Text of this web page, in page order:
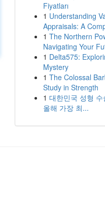
Fiyatları
1 Understanding
Appraisals: A
1 The Northern
Navigating Your
1 Delta575:
Mystery
1 The Colossal
Study in Strength
1 대한민국 성형
올해 가장 최...